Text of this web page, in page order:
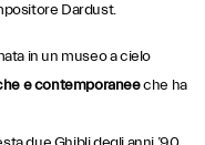
Dardust.
in un museo a cielo
e contemporaneeche ha